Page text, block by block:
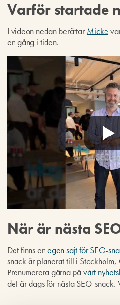
Varför startade
I videon nedan berättar Micke
en gång i tiden.
När är nästa
Det finns enegen sajt för SEO-
snack är planerat till i
Prenumerera gärna påvårt
det är dags för nästa SEO-snack.